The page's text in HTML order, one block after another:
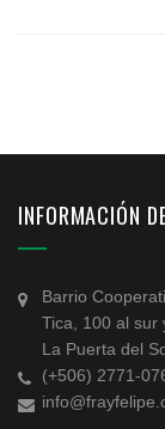
INFORMACIÓN
Barrio
Tica, 100 al sur
La Puerta del
(+506) 2771-